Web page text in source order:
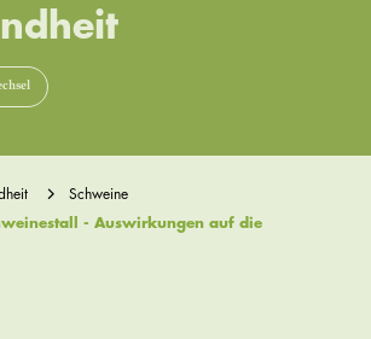
Schweine
- Auswirkungen auf die